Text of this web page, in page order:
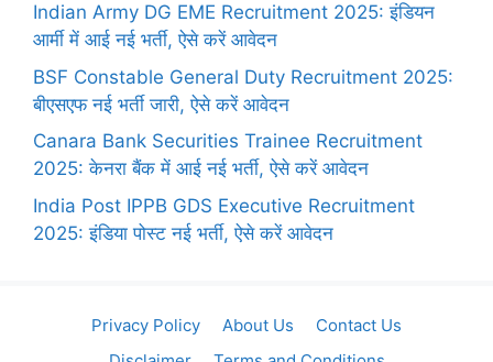
Indian Army DG EME Recruitment 2025: इंडियन
आर्मी में आई नई भर्ती, ऐसे करें आवेदन
BSF Constable General Duty Recruitment 2025:
बीएसएफ नई भर्ती जारी, ऐसे करें आवेदन
Canara Bank Securities Trainee Recruitment
2025: केनरा बैंक में आई नई भर्ती, ऐसे करें आवेदन
India Post IPPB GDS Executive Recruitment
2025: इंडिया पोस्ट नई भर्ती, ऐसे करें आवेदन
Privacy Policy About Us
Contact Us